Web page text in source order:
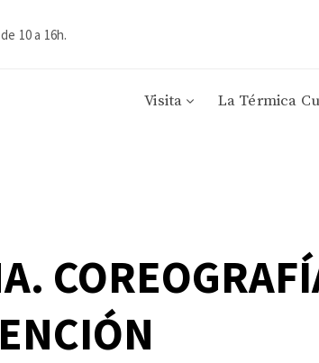
10 a 16h.
Visita La Térmica